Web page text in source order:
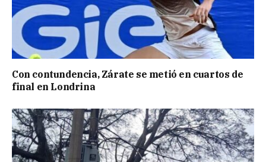
Con contundencia, Zárate se metió en cuartos de
final en Londrina